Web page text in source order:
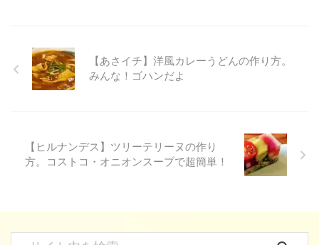
【あさイチ】洋風カレーうどんの作り方。
みんな！ゴハンだよ
【ヒルナンデス】ツリーテリーヌの作り
方。コストコ・オニオンスープで超簡単！